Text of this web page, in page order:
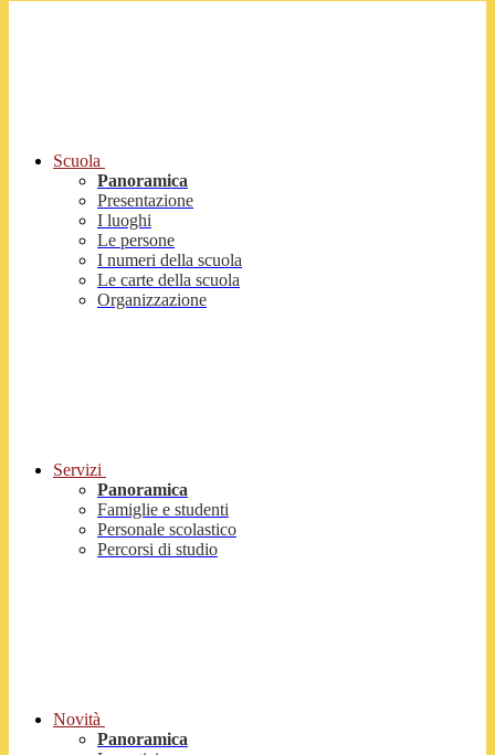
Scuola
Panoramica
Presentazione
I luoghi
Le persone
I numeri della scuola
Le carte della scuola
Organizzazione
Servizi
Panoramica
Famiglie e studenti
Personale scolastico
Percorsi di studio
Novità
Panoramica